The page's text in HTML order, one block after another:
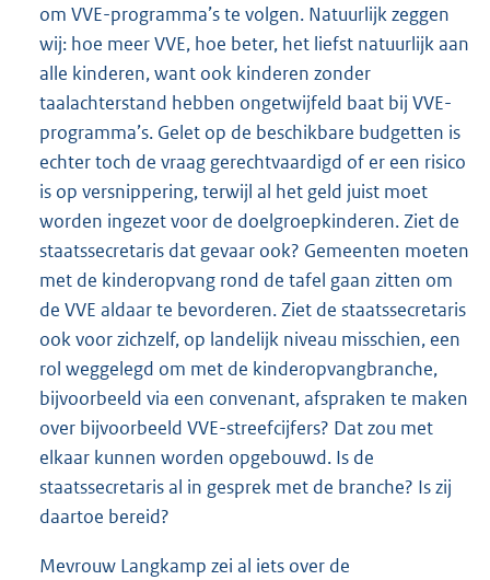
om VVE-programma’s te volgen. Natuurlijk zeggen
wij: hoe meer VVE, hoe beter, het liefst natuurlijk aan
alle kinderen, want ook kinderen zonder
taalachterstand hebben ongetwijfeld baat bij VVE-
programma’s. Gelet op de beschikbare budgetten is
echter toch de vraag gerechtvaardigd of er een risico
is op versnippering, terwijl al het geld juist moet
worden ingezet voor de doelgroepkinderen. Ziet de
staatssecretaris dat gevaar ook? Gemeenten moeten
met de kinderopvang rond de tafel gaan zitten om
de VVE aldaar te bevorderen. Ziet de staatssecretaris
ook voor zichzelf, op landelijk niveau misschien, een
rol weggelegd om met de kinderopvangbranche,
bijvoorbeeld via een convenant, afspraken te maken
over bijvoorbeeld VVE-streefcijfers? Dat zou met
elkaar kunnen worden opgebouwd. Is de
staatssecretaris al in gesprek met de branche? Is zij
daartoe bereid?
Mevrouw Langkamp zei al iets over de